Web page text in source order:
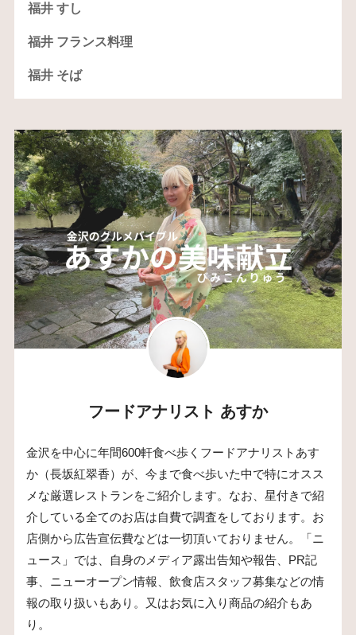
福井 すし
福井 フランス料理
福井 そば
フードアナリスト あすか
金沢を中心に年間600軒食べ歩くフードアナリストあす
か（長坂紅翠香）が、今まで食べ歩いた中で特にオスス
メな厳選レストランをご紹介します。なお、星付きで紹
介している全てのお店は自費で調査をしております。お
店側から広告宣伝費などは一切頂いておりません。「ニ
ュース」では、自身のメディア露出告知や報告、PR記
事、ニューオープン情報、飲食店スタッフ募集などの情
報の取り扱いもあり。又はお気に入り商品の紹介もあ
り。